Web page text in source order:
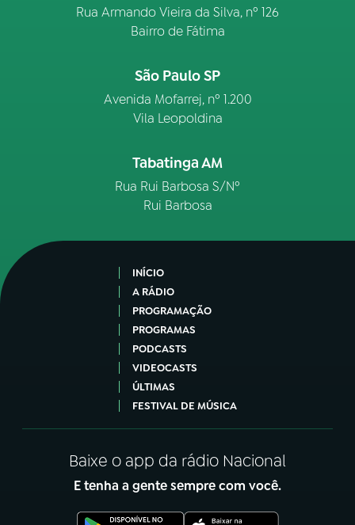
Rua Armando Vieira da Silva, nº 126
Bairro de Fátima
São Paulo SP
Avenida Mofarrej, nº 1.200
Vila Leopoldina
Tabatinga AM
Rua Rui Barbosa S/Nº
Rui Barbosa
INÍCIO
A RÁDIO
PROGRAMAÇÃO
PROGRAMAS
PODCASTS
VIDEOCASTS
ÚLTIMAS
FESTIVAL DE MÚSICA
Baixe o app da rádio Nacional
E tenha a gente sempre com você.